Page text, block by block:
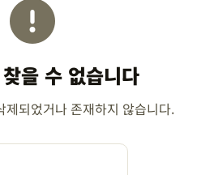
을 수 없습니다
제되었거나 존재하지 않습니다.